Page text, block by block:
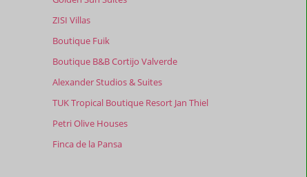
ZISI Villas
Boutique Fuik
Boutique B&B Cortijo Valverde
Alexander Studios & Suites
TUK Tropical Boutique Resort Jan Thiel
Petri Olive Houses
Finca de la Pansa